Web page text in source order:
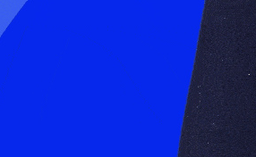
:
en carne que iba a ser entregada a
›